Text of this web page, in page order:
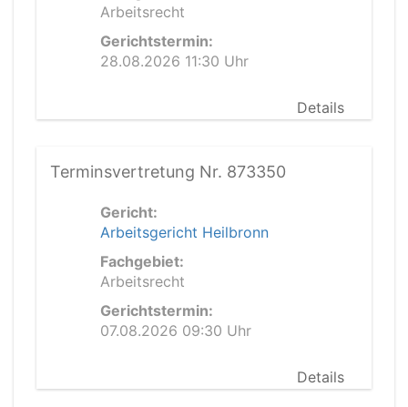
Arbeitsrecht
Gerichtstermin:
28.08.2026 11:30 Uhr
Details
Terminsvertretung Nr. 873350
Gericht:
Arbeitsgericht Heilbronn
Fachgebiet:
Arbeitsrecht
Gerichtstermin:
07.08.2026 09:30 Uhr
Details